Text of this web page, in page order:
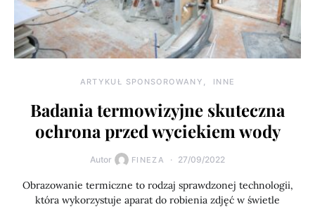
ARTYKUŁ SPONSOROWANY INNE
Badania termowizyjne skuteczna
ochrona przed wyciekiem wody
Autor FINEZA 27/09/2022
Obrazowanie termiczne to rodzaj sprawdzonej technologii,
która wykorzystuje aparat do robienia zdjęć w świetle